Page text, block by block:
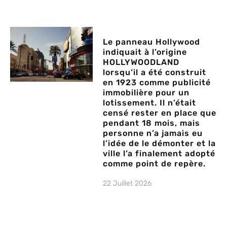
Le panneau Hollywood
indiquait à l’origine
HOLLYWOODLAND
lorsqu’il a été construit
en 1923 comme publicité
immobilière pour un
lotissement. Il n’était
censé rester en place que
pendant 18 mois, mais
personne n’a jamais eu
l’idée de le démonter et la
ville l’a finalement adopté
comme point de repère.
22 Juillet 2026